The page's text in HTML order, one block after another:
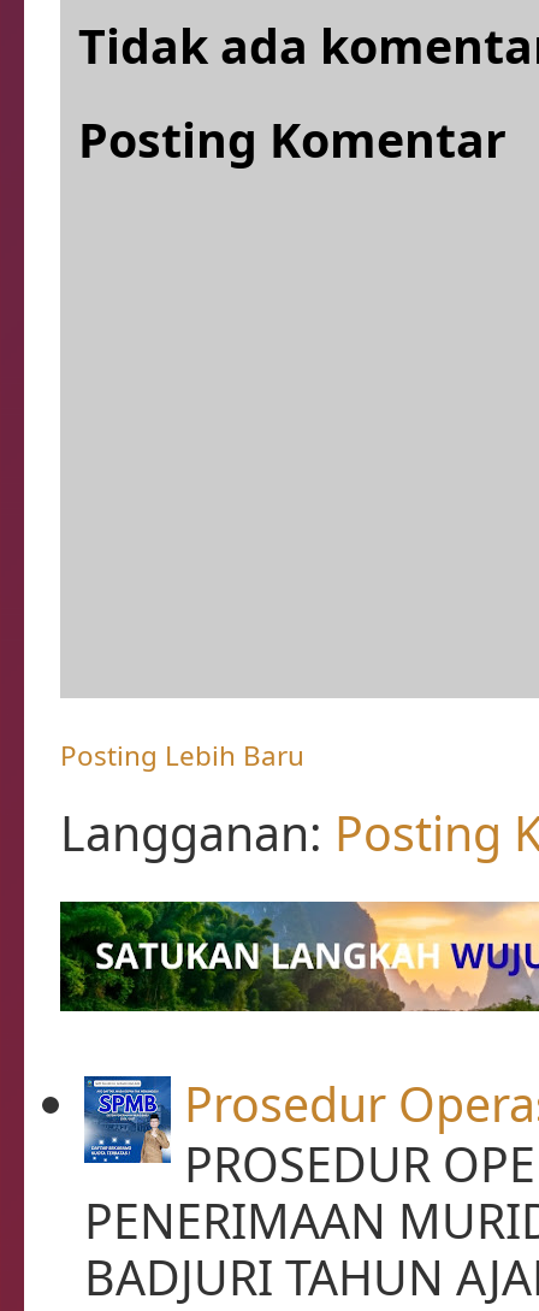
Tidak ada
Posting Komentar
Posting Lebih Baru
Langganan: Posting
Prosedur
PROSEDUR
PENERIMAAN
BADJURI TAHUN